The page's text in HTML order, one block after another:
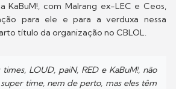
KaBuM!, com Malrang ex-LEC e Ceos,
para ele e para a verduxa nessa
título da organização no CBLOL.
times, LOUD, paiN, RED e KaBuM!, não
time, nem de perto, mas eles têm